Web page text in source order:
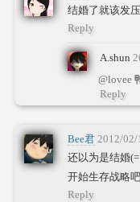
结婚了就该发
Reply
A.shun
@lovee
Reply
Bee君 2012/02/
还以为是结婚
开始生存战略吧
Reply